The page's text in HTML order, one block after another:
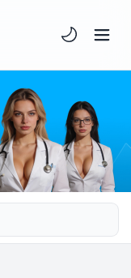
Светлая/